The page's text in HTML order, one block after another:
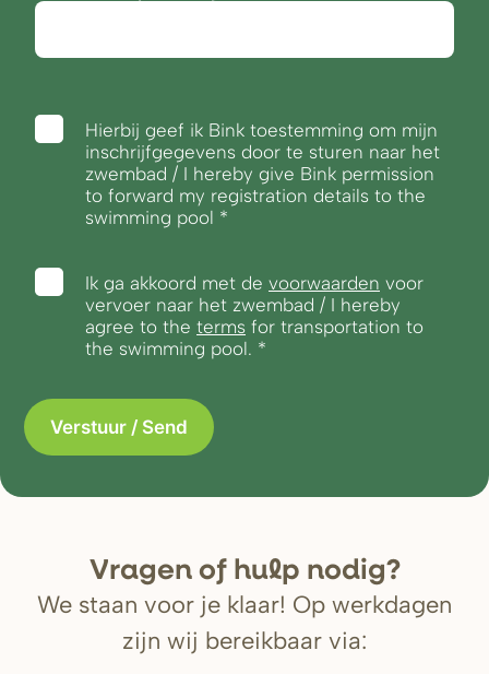
Hierbij geef ik Bink toestemming om mijn
inschrijfgegevens door te sturen naar het
zwembad / I hereby give Bink permission
to forward my registration details to the
swimming pool
Ik ga akkoord met de voorwaarden voor
vervoer naar het zwembad / I hereby
agree to the terms for transportation to
the swimming pool.
Vragen of hulp nodig?
We staan voor je klaar! Op werkdagen
zijn wij bereikbaar via: